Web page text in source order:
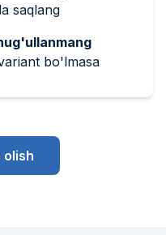
saqlang
bo'lmasa
olish